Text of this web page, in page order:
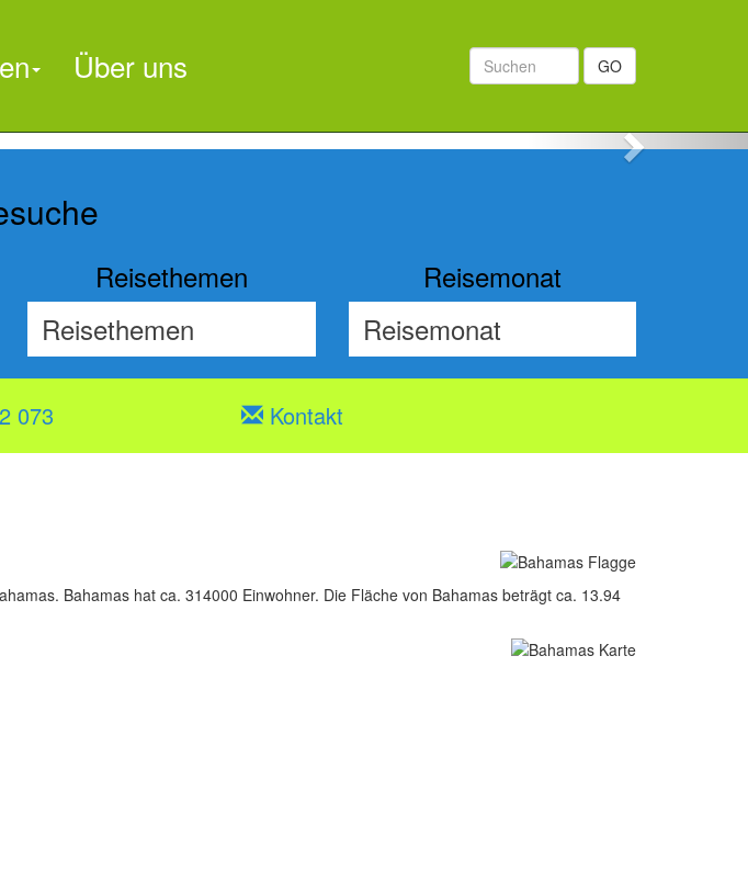
Next
GO
Über uns
Reisethemen Reisemonat
073 Kontakt
Bahamas hat ca. 314000 Einwohner. Die Fläche von Bahamas beträgt ca. 13.94